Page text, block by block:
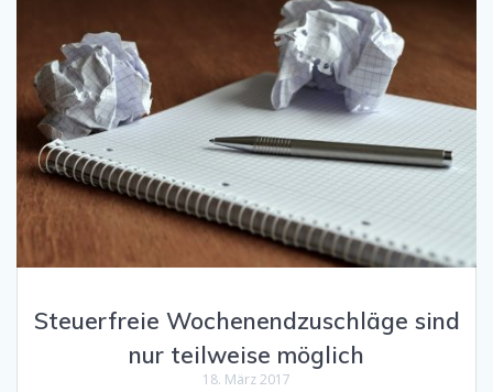
Steuerfreie Wochenendzuschläge sind
nur teilweise möglich
18. März 2017